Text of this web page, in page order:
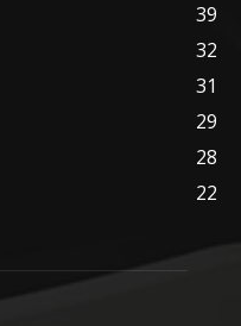
39
32
31
29
28
22